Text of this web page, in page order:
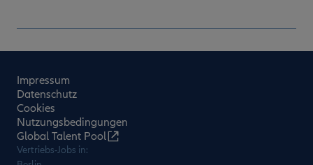
Impressum
Datenschutz
Cookies
Nutzungsbedingungen
Global Talent Pool
Vertriebs-Jobs in: